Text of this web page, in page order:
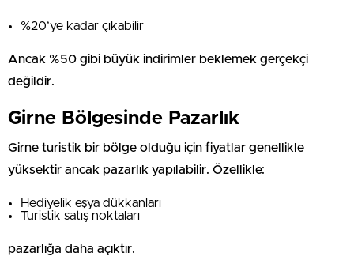
%20’ye kadar çıkabilir
Ancak %50 gibi büyük indirimler beklemek gerçekçi
değildir.
Girne Bölgesinde Pazarlık
Girne turistik bir bölge olduğu için fiyatlar genellikle
yüksektir ancak pazarlık yapılabilir. Özellikle:
Hediyelik eşya dükkanları
Turistik satış noktaları
pazarlığa daha açıktır.